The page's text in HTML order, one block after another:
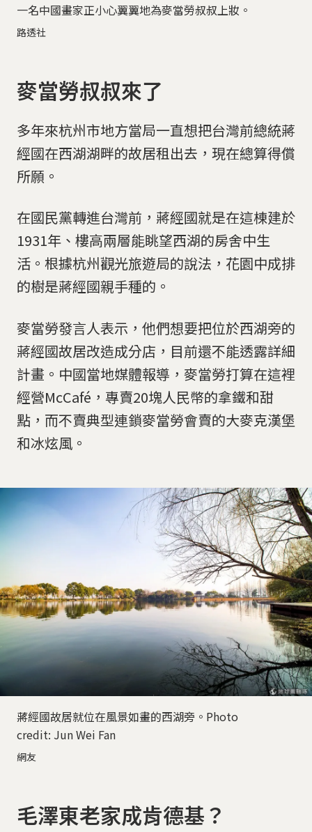
一名中國畫家正小心翼翼地為麥當勞叔叔上妝。
路透社
麥當勞叔叔來了
多年來杭州市地方當局一直想把台灣前總統蔣
經國在西湖湖畔的故居租出去，現在總算得償
所願。
在國民黨轉進台灣前，蔣經國就是在這棟建於
1931年、樓高兩層能眺望西湖的房舍中生
活。根據杭州觀光旅遊局的說法，花園中成排
的樹是蔣經國親手種的。
麥當勞發言人表示，他們想要把位於西湖旁的
蔣經國故居改造成分店，目前還不能透露詳細
計畫。中國當地媒體報導，麥當勞打算在這裡
經營McCafé，專賣20塊人民幣的拿鐵和甜
點，而不賣典型連鎖麥當勞會賣的大麥克漢堡
和冰炫風。
蔣經國故居就位在風景如畫的西湖旁。Photo
credit: Jun Wei Fan
網友
毛澤東老家成肯德基？